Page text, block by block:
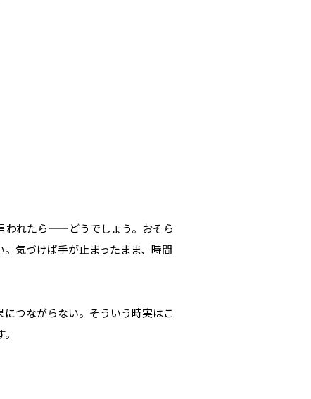
われたら——どうでしょう。おそら
気づけば手が止まったまま、時間
つながらない。そういう時実はこ